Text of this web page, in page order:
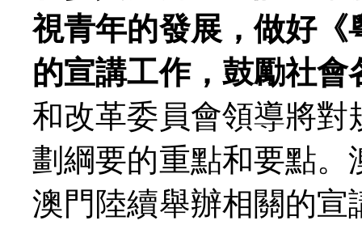
視青年的發展，做好
的宣講工作，鼓勵社會
和改革委員會領導將
劃綱要的重點和要點
澳門陸續舉辦相關的